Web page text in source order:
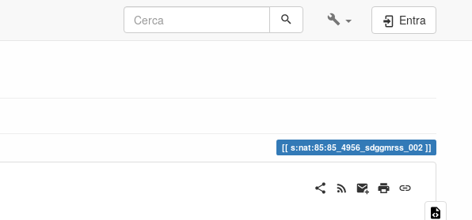
Entra
s:nat:85:85_4956_sdggmrss_002